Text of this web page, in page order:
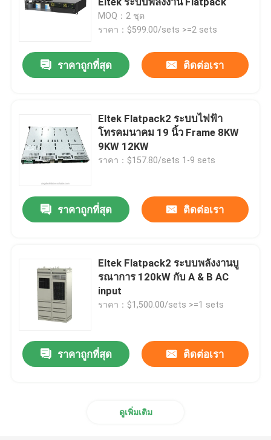
บ้าน
MOQ：2 ชุด
ราคา：$599.00/sets >=2 sets
ราคาถูกที่สุด ติดต่อเรา
Eltek Flatpack2 ระบบไฟฟ้า
โทรคมนาคม 19 นิ้ว Frame 8KW
9KW 12KW
ราคา：$157.80/sets 1-9 sets
ราคาถูกที่สุด ติดต่อเรา
Eltek Flatpack2 ระบบพลังงานบู
รณาการ 120kW กับ A & B AC
input
ราคา：$1,500.00/sets >=1 sets
ราคาถูกที่สุด ติดต่อเรา
ดูเพิ่มเติม